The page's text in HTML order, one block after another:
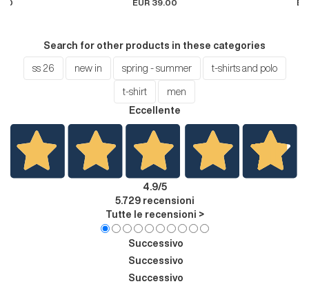
EUR 39.00
Search for other products in these categories
ss 26 new in spring - summer t-shirts and polo
t-shirt
men
Eccellente
4.9/5
5.729recensioni
Tutte le recensioni >
Successivo
Successivo
Successivo